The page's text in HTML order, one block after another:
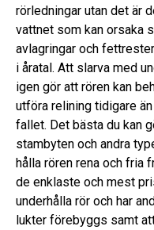
rörledningar utan det är
vattnet som kan orsaka
avlagringar och
i åratal. Att slarva med
igen gör att rören kan
utföra relining tidigare
fallet. Det bästa du kan
stambyten och andra
hålla rören rena och fria
de enklaste och mest
underhålla rör och har
lukter förebyggs samt